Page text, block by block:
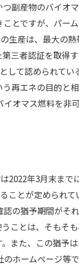
副産物のバイオ
とですが、パー
生産は、最大の
三者認証を取得
して認められて
再エネの目的と
オマス燃料を非
伴
年3月末まで
ことが定められ
の猶予期間がそ
ことは、そもそ
また、この猶予
ホームページ等